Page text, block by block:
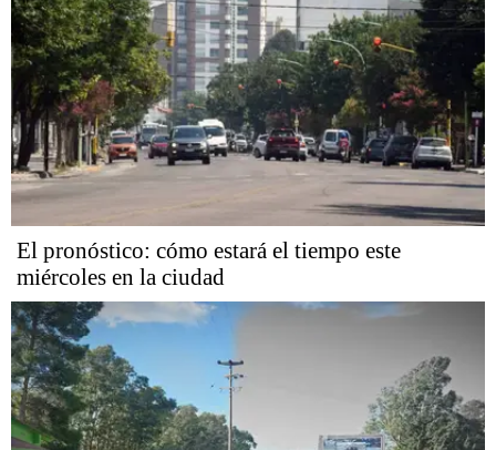
El pronóstico: cómo estará el tiempo este
miércoles en la ciudad